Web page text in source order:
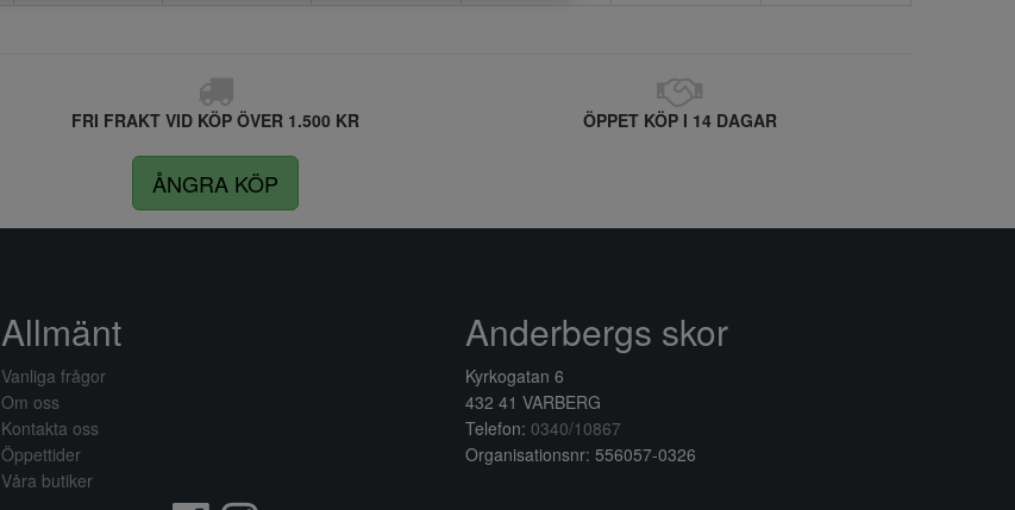
FRI FRAKT VID KÖP ÖVER 1.500 KR ÖPPET KÖP I 14 DAGAR
ÅNGRA KÖP
Allmänt
Vanliga frågor
Om oss
Kontakta oss
Öppettider
Våra butiker
Anderbergs skor
Kyrkogatan 6
432 41 VARBERG
Telefon: 0340/10867
Organisationsnr: 556057-0326